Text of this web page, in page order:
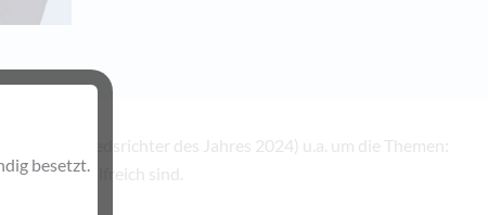
Schiedsrichter des Jahres 2024) u.a. um die Themen:
hilfreich sind.
besetzt.